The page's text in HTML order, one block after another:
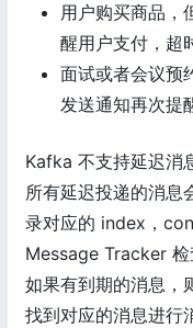
用户购买商品，
醒用户支付，超
面试或者会议预
发送通知再次提
Kafka 不支持延迟消
所有延迟投递的消
录对应的 index，
Message Tracker 检
如果有到期的消息，
找到对应的消息进行